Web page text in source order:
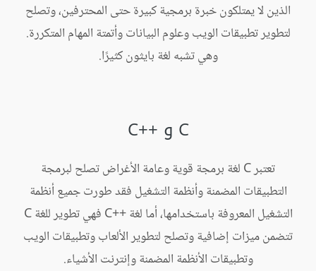
الذين لا يمتلكون خبرة برمجية كبيرة حتى المحترفين، وتصلح
لتطوير تطبيقات الويب وعلوم البيانات وأتمتة المهام المتكررة.
وهي تشبه لغة بايثون كثيرًا.
C و C++‎
تعتبر C لغة برمجة قوية وعامة الأغراض تصلح لبرمجة
التطبيقات المضمنة وأنظمة التشغيل فقد طورت جميع أنظمة
التشغيل المعروفة باستخدامها، أما لغة C++‎ فهي تطوير للغة C
تتضمن ميزات إضافية وتصلح لتطوير الألعاب وتطبيقات الويب
وتطبيقات الأنظمة المضمنة وإنترنت الأشياء.